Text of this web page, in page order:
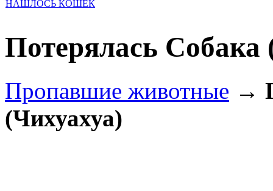
НАШЛОСЬ КОШЕК
Потерялась Собака
Пропавшие животные →
(Чихуахуа)